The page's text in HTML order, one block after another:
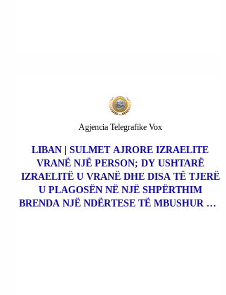
LIBAN | SULMET AJRORE IZRAELITE
VRANË NJË PERSON; DY USHTARË
IZRAELITË U VRANË DHE DISA TË TJERË
U PLAGOSËN NË NJË SHPËRTHIM
BRENDA NJË NDËRTESE TË MBUSHUR ME
Agjencia Telegrafike Vox